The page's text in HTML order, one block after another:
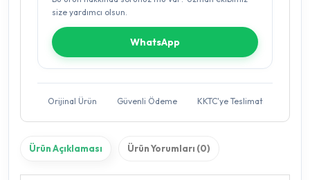
size yardımcı olsun.
WhatsApp
Orijinal Ürün Güvenli Ödeme KKTC'ye Teslimat
Ürün Açıklaması Ürün Yorumları (0)